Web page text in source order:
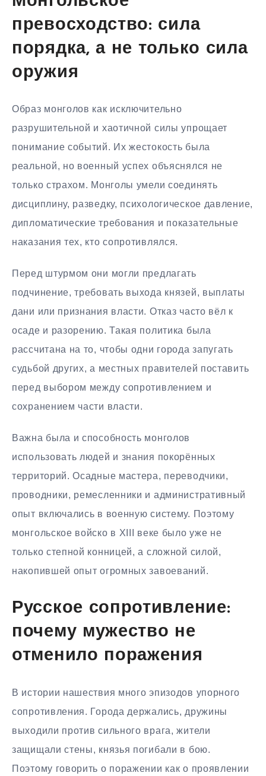
превосходство: сила
порядка, а не только сила
оружия
Образ монголов как исключительно
разрушительной и хаотичной силы упрощает
понимание событий. Их жестокость была
реальной, но военный успех объяснялся не
только страхом. Монголы умели соединять
дисциплину, разведку, психологическое давление,
дипломатические требования и показательные
наказания тех, кто сопротивлялся.
Перед штурмом они могли предлагать
подчинение, требовать выхода князей, выплаты
дани или признания власти. Отказ часто вёл к
осаде и разорению. Такая политика была
рассчитана на то, чтобы одни города запугать
судьбой других, а местных правителей поставить
перед выбором между сопротивлением и
сохранением части власти.
Важна была и способность монголов
использовать людей и знания покорённых
территорий. Осадные мастера, переводчики,
проводники, ремесленники и административный
опыт включались в военную систему. Поэтому
монгольское войско в XIII веке было уже не
только степной конницей, а сложной силой,
накопившей опыт огромных завоеваний.
Русское сопротивление:
почему мужество не
отменило поражения
В истории нашествия много эпизодов упорного
сопротивления. Города держались, дружины
выходили против сильного врага, жители
защищали стены, князья погибали в бою.
Поэтому говорить о поражении как о проявлении